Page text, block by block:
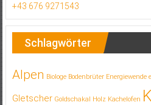
+43 676 9271543
Schlagwörter
Alpen Biologe Bodenbrüter Energiewende
Gletscher Goldschakal Holz Kachelofen